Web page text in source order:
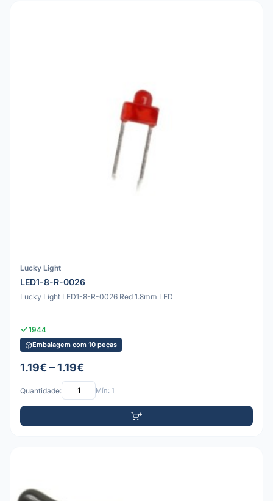
Lucky Light
LED1-8-R-0026
Lucky Light LED1-8-R-0026 Red 1.8mm LED
1944
Embalagem com 10 peças
1.19€ – 1.19€
Quantidade: Mín: 1